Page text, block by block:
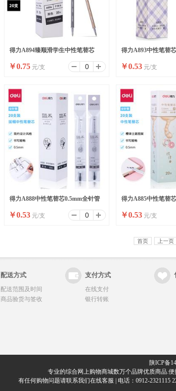
得力A894臻顺滑学生中性笔替芯
0.5mm子弹头(黑)(支)
￥0.75 元/支
得力A893中性笔替
(黑)(支)
￥0.53 元/支
得力A888中性笔替芯0.5mm全针管
(黑)(支)
￥0.53 元/支
得力A885中性笔替
(黑)(支)
￥0.53 元/支
首页 上一页
配送方式 支付方式
配送范围及时间
商品验货与签收
在线支付
银行转账
陕ICP备
专业的综合网上购物商城数万个品牌优质商品.
有任何购物问题请联系我们在线客服 | 电话：0912-2321115